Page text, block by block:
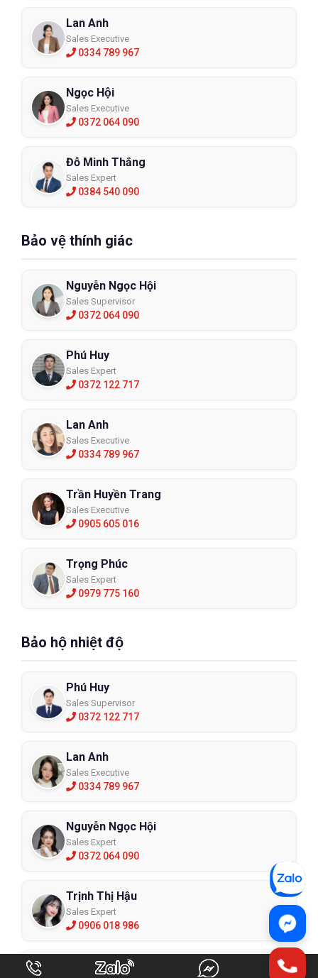
Lan Anh
Sales Executive
0334 789 967
Ngọc Hội
Sales Executive
0372 064 090
Đỗ Minh Thắng
Sales Expert
0384 540 090
Bảo vệ thính giác
Nguyễn Ngọc Hội
Sales Supervisor
0372 064 090
Phú Huy
Sales Expert
0372 122 717
Lan Anh
Sales Executive
0334 789 967
Trần Huyền Trang
Sales Executive
0905 605 016
Trọng Phúc
Sales Expert
0979 775 160
Bảo hộ nhiệt độ
Phú Huy
Sales Supervisor
0372 122 717
Lan Anh
Sales Executive
0334 789 967
Nguyễn Ngọc Hội
Sales Expert
0372 064 090
Trịnh Thị Hậu
Sales Expert
0906 018 986
Nguyễn Thơm